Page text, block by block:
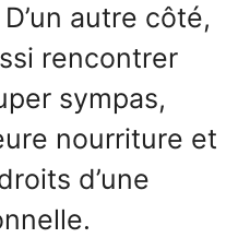
autre côté,
rencontrer
sympas,
nourriture et
d’une